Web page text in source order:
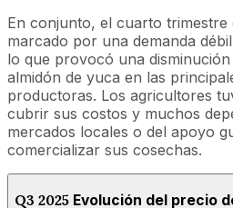
En conjunto, el cuarto trimestre
marcado por una demanda
lo que provocó una
almidón de yuca en las
productoras. Los agricultores
cubrir sus costos y muchos
mercados locales o del apoyo
comercializar sus cosechas.
Q3 2025 Evolución del precio